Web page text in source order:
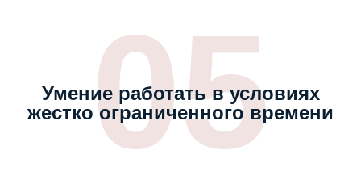
Умение работать в условиях
жестко ограниченного времени
05